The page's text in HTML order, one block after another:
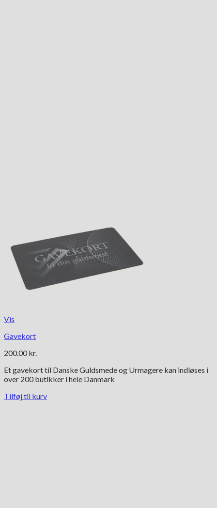
Vis
Gavekort
200.00 kr.
Et gavekort til Danske Guldsmede og Urmagere kan indløses i
over 200 butikker i hele Danmark
Tilføj til kurv